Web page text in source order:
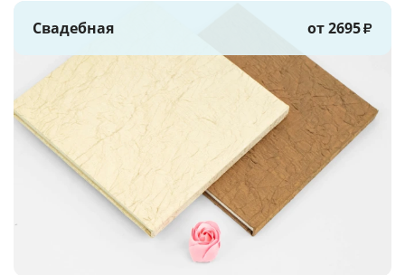
Свадебная от 2695₽